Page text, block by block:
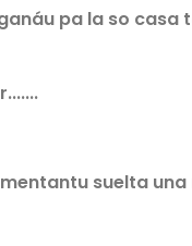
pa la so casa
suelta una